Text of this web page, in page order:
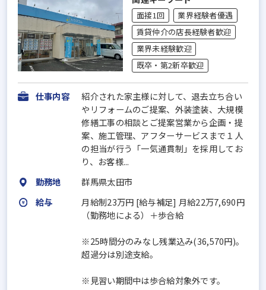
面接1回
業界経験者優遇
賃貸仲介の店長経験者歓迎
業界未経験歓迎
既卒・第2新卒歓迎
仕事内容
紹介された家主様に対して、退去立ち合い
やリフォームのご提案、外装塗装、大規模
修繕工事の相談とご提案営業から企画・提
案、施工管理、アフターサービスまで１人
の担当が行う「一気通貫制」を採用してお
り、お客様...
勤務地
群馬県太田市
給与
月給制23万円 [給与補足] 月給22万7,690円
（勤務地による）＋歩合給
※25時間分のみなし残業込み(36,570円)。
超過分は別途支給。
※見習い期間中は歩合給対象外です。